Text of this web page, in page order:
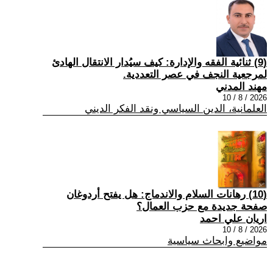
(9) ثنائية الفقه والإدارة: كيف سيُدار الانتقال الهادئ
لمرجعية النجف في عصر التعددية.
مهند المدني
2026 / 8 / 10
العلمانية، الدين السياسي ونقد الفكر الديني
(10) رهانات السلام والاندماج: هل يفتح أردوغان
صفحة جديدة مع حزب العمال؟
اريان علي احمد
2026 / 8 / 10
مواضيع وابحاث سياسية